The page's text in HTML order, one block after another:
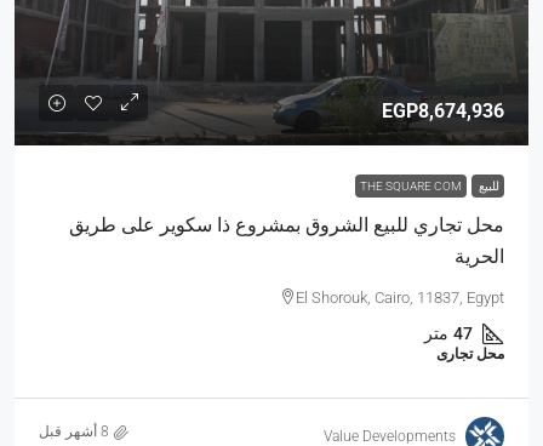
EGP8,674,936
للبيع THE SQUARE COM
محل تجاري للبيع الشروق بمشروع ذا سكوير على طريق
الحرية
El Shorouk, Cairo, 11837, Egypt
47 متر
محل تجارى
Value Developments